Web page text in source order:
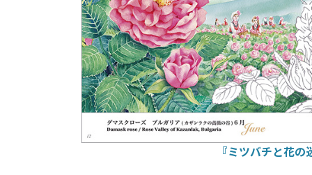
『ミツバチと花の